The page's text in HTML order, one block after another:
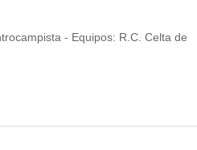
- Equipos: R.C. Celta de